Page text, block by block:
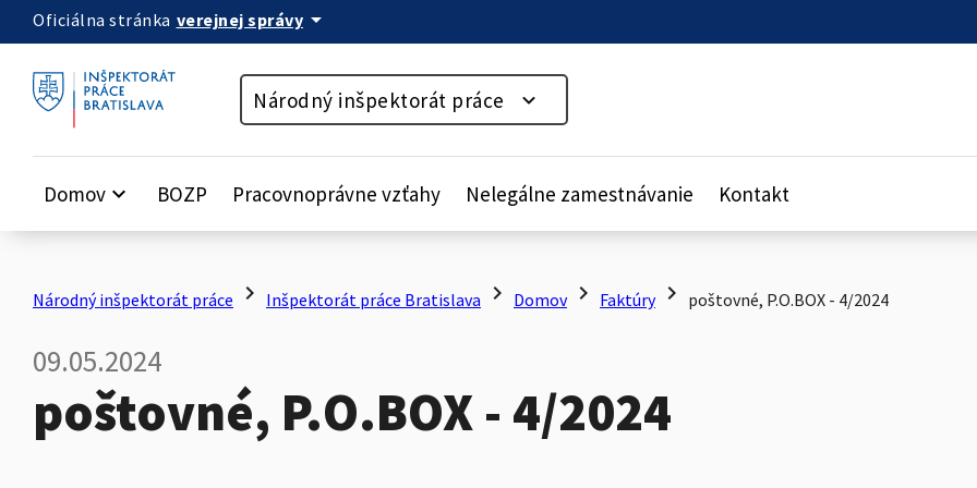
Preskočiť na obsah
Oficiálna stránka verejnej správy arrow_drop_down
Národný inšpektorát práce
Domov keyboard_arrow_down BOZP Pracovnoprávne vzťahy Nelegálne zamestnávanie Kontakt
Národný inšpektorát práce chevron_right Inšpektorát práce Bratislava chevron_right Domov chevron_right Faktúry chevron_right poštovné, P.O.BOX - 4/2024
09.05.2024
poštovné, P.O.BOX - 4/2024